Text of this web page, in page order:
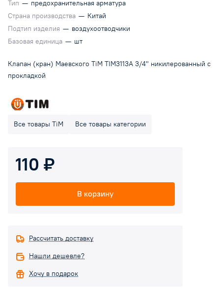
Тип — предохранительная арматура
Страна производства — Китай
Подтип изделия — воздухоотводчики
Базовая единица — шт
Клапан (кран) Маевского TiM TIM3113A 3/4" никилерованный с
прокладкой
Все товары TiM Все товары категории
110 ₽
В корзину
Рассчитать доставку
Нашли дешевле?
Хочу в подарок